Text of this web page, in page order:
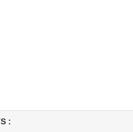
: